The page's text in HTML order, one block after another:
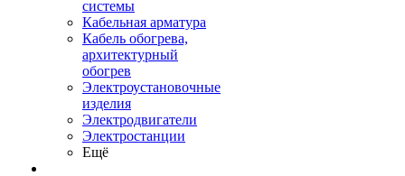
системы
Кабельная арматура
Кабель обогрева,
архитектурный
обогрев
Электроустановочные
изделия
Электродвигатели
Электростанции
Ещё